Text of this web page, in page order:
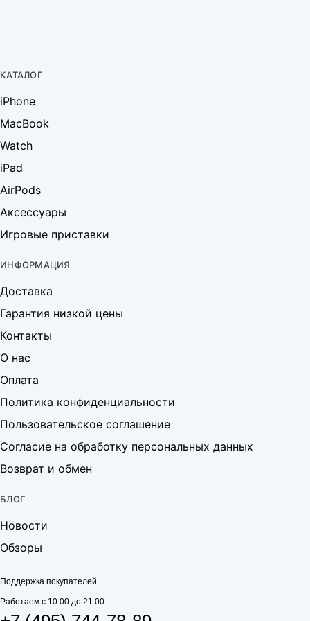
КАТАЛОГ
iPhone
MacBook
Watch
iPad
AirPods
Аксессуары
Игровые приставки
ИНФОРМАЦИЯ
Доставка
Гарантия низкой цены
Контакты
О нас
Оплата
Политика конфиденциальности
Пользовательское соглашение
Согласие на обработку персональных данных
Возврат и обмен
БЛОГ
Новости
Обзоры
Поддержка покупателей
Работаем с 10:00 до 21:00